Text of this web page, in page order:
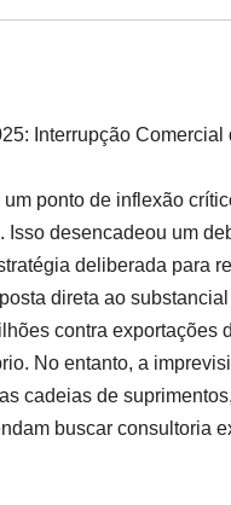
Interrupção
ponto de inflexão
desencadeou um
deliberada para
direta ao
contra exportações
No entanto, a
cadeias de
buscar consultoria